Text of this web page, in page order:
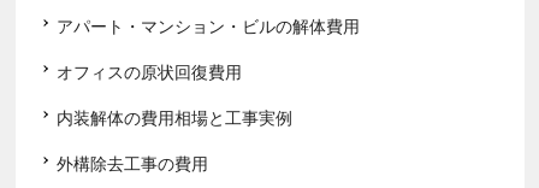
アパート・マンション・ビルの解体費用
オフィスの原状回復費用
内装解体の費用相場と工事実例
外構除去工事の費用